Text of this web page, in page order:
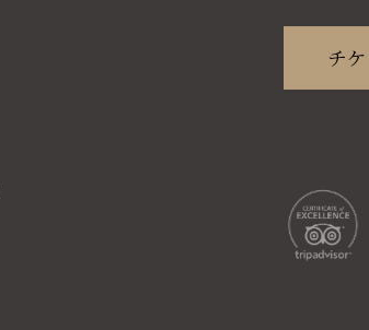
チ